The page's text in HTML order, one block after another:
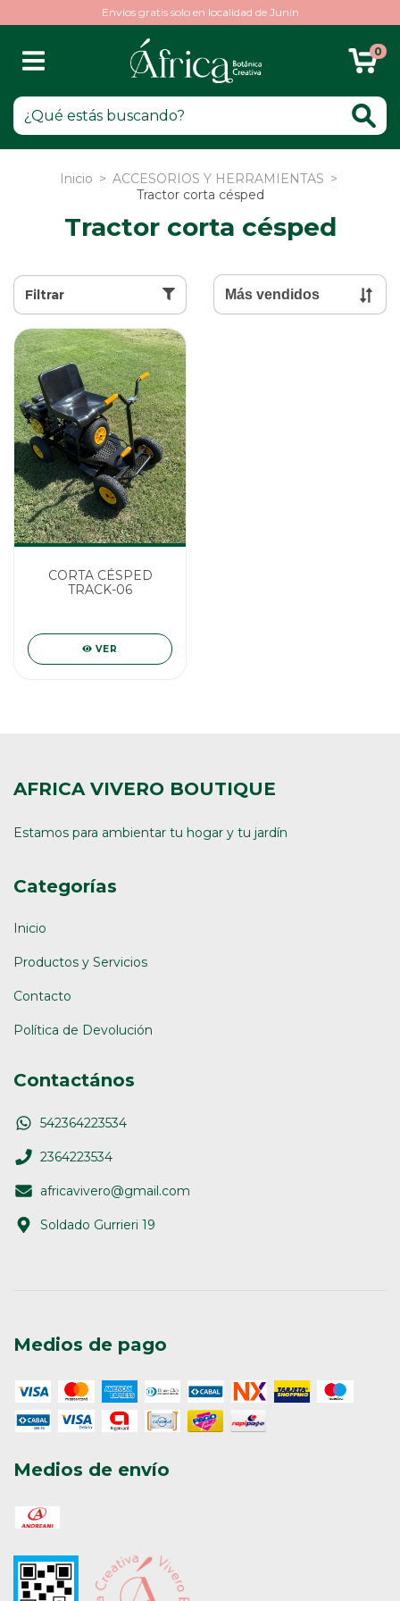
Envíos gratis solo en localidad de Junín
0
Inicio > ACCESORIOS Y HERRAMIENTAS >
Tractor corta césped
Tractor corta césped
Filtrar
CORTA CÉSPED
TRACK-06
VER
AFRICA VIVERO BOUTIQUE
Estamos para ambientar tu hogar y tu jardín
Categorías
Inicio
Productos y Servicios
Contacto
Política de Devolución
Contactános
542364223534
2364223534
africavivero@gmail.com
Soldado Gurrieri 19
Medios de pago
Medios de envío